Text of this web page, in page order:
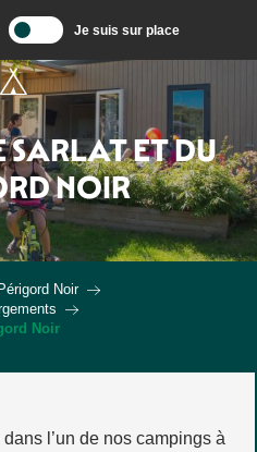
Je suis sur place
SARLAT ET DU
NOIR
Noir
Noir
l’un de nos campings à